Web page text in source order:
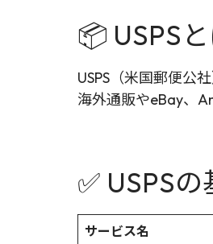
📦 USPS
USPS（米国郵便公
海外通販やeBay、
✅ USPS
サービス名